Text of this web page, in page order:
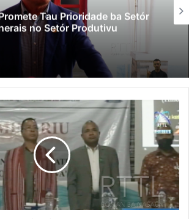
Tau Prioridade ba Setór
no Setór Produtivu